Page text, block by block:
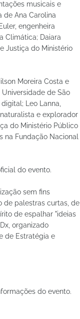
musicais e
de Ana Carolina
engenheira
Climática; Daiara
Justiça do Ministério
Moreira Costa e
de São
Leo Lanna,
e explorador
do Ministério Público
na Fundação Nacional
do evento.
sem fins
de palestras curtas, de
de espalhar "ideias
organizado
de Estratégia e
do evento.